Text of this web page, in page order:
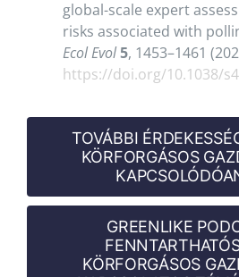
global-scale expert
risks associated with
Ecol Evol5, 1453–1461
https://doi.org/10.1038/
TOVÁBBI
KÖRFORGÁSOS
GREENLIKE
KÖRFORGÁSOS